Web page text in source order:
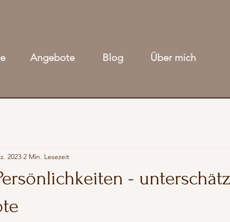
Angebote Blog Über mich
-
2023 2 Min. Lesezeit